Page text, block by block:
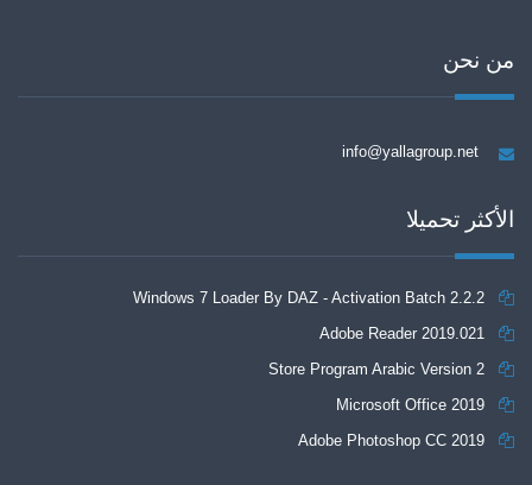
من نحن
info@yallagroup.net
الأكثر تحميلا
Windows 7 Loader By DAZ - Activation Batch 2.2.2
Adobe Reader 2019.021
Store Program Arabic Version 2
Microsoft Office 2019
Adobe Photoshop CC 2019